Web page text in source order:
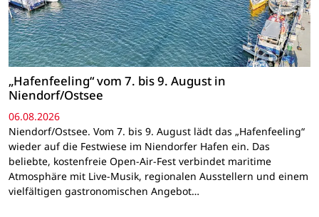
„Hafenfeeling“ vom 7. bis 9. August in
Niendorf/Ostsee
06.08.2026
Niendorf/Ostsee. Vom 7. bis 9. August lädt das „Hafenfeeling“
wieder auf die Festwiese im Niendorfer Hafen ein. Das
beliebte, kostenfreie Open-Air-Fest verbindet maritime
Atmosphäre mit Live-Musik, regionalen Ausstellern und einem
vielfältigen gastronomischen Angebot…